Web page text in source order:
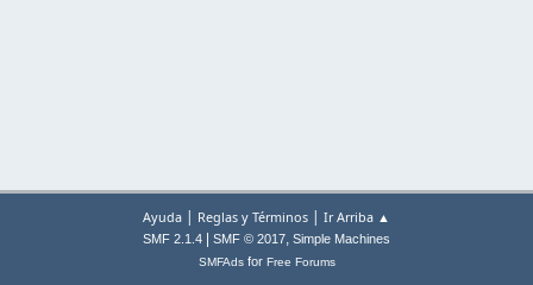
Ayuda | Reglas y Términos | Ir Arriba ▲
SMF 2.1.4 SMF © 2017, Simple Machines
SMFAdsfor Free Forums